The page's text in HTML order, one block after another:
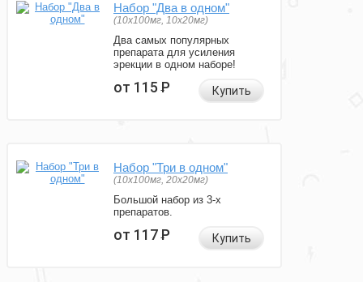
Набор "Два в одном"
(10x100мг, 10x20мг)
Два самых популярных
препарата для усиления
эрекции в одном наборе!
от 115Р Купить
Набор "Три в одном"
(10x100мг, 20x20мг)
Большой набор из 3-х
препаратов.
от 117Р Купить